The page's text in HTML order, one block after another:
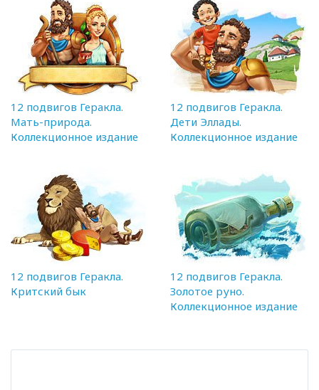
12 подвигов Геракла.
Мать-природа.
Коллекционное издание
12 подвигов Геракла.
Дети Эллады.
Коллекционное издание
12 подвигов Геракла.
Критский бык
12 подвигов Геракла.
Золотое руно.
Коллекционное издание